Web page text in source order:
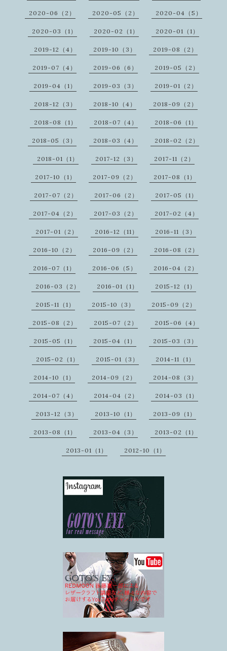
2020-06（2） 2020-05（2） 2020-04（5）
2020-03（1） 2020-02（1） 2020-01（1）
2019-12（4） 2019-10（3） 2019-08（2）
2019-07（4） 2019-06（6） 2019-05（2）
2019-04（1） 2019-03（3） 2019-01（2）
2018-12（3） 2018-10（4） 2018-09（2）
2018-08（1） 2018-07（4） 2018-06（1）
2018-05（3） 2018-03（4） 2018-02（2）
2018-01（1） 2017-12（3） 2017-11（2）
2017-10（1） 2017-09（2） 2017-08（1）
2017-07（2） 2017-06（2） 2017-05（1）
2017-04（2） 2017-03（2） 2017-02（4）
2017-01（2） 2016-12（11） 2016-11（3）
2016-10（2） 2016-09（2） 2016-08（2）
2016-07（1） 2016-06（5） 2016-04（2）
2016-03（2） 2016-01（1） 2015-12（1）
2015-11（1） 2015-10（3） 2015-09（2）
2015-08（2） 2015-07（2） 2015-06（4）
2015-05（1） 2015-04（1） 2015-03（3）
2015-02（1） 2015-01（3） 2014-11（1）
2014-10（1） 2014-09（2） 2014-08（3）
2014-07（4） 2014-04（2） 2014-03（1）
2013-12（3） 2013-10（1） 2013-09（1）
2013-08（1） 2013-04（3） 2013-02（1）
2013-01（1） 2012-10（1）